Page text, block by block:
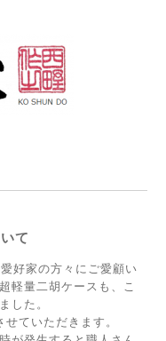
て
好家の方々にご愛顧い
軽量二胡ケースも、こ
した。
ていただきます。